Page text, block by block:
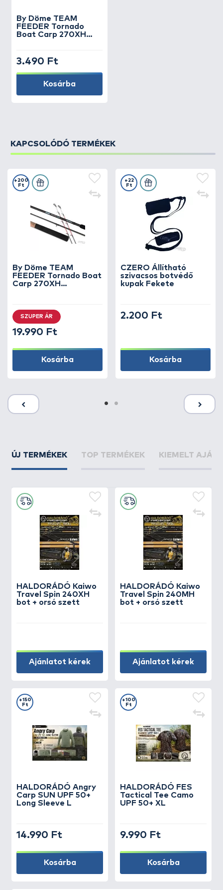
By Döme TEAM
FEEDER Tornado
Boat Carp 270XH
3.490 Ft
Kosárba
KAPCSOLÓDÓ TERMÉKEK
By Döme TEAM
FEEDER Tornado Boat
Carp 270XH
+200
Ft
SZUPER ÁR
19.990 Ft
Kosárba
CZERO Állítható
szivacsos botvédő
kupak Fekete
+22
Ft
2.200 Ft
Kosárba
ÚJ TERMÉKEK TOP TERMÉKEK KIEMELT
HALDORÁDÓ Kaiwo
Travel Spin 240XH
bot + orsó szett
Ajánlatot kérek
HALDORÁDÓ Kaiwo
Travel Spin 240MH
bot + orsó szett
Ajánlatot kérek
HALDORÁDÓ Angry
Carp SUN UPF 50+
Long Sleeve L
+150
Ft
14.990 Ft
Kosárba
HALDORÁDÓ FES
Tactical Tee Camo
UPF 50+ XL
+100
Ft
9.990 Ft
Kosárba